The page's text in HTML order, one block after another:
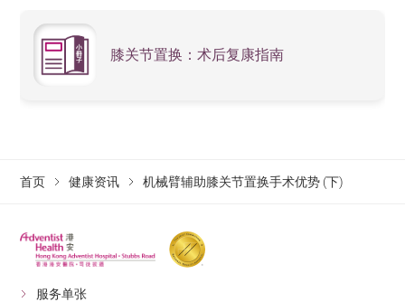
膝关节置换：术后复康指南
首页 健康资讯 机械臂辅助膝关节置换手术优势 (下)
服务单张